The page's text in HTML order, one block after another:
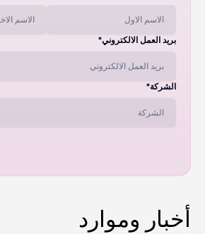
بريد العمل الالكتروني*
الشركة*
أخبار وموارد